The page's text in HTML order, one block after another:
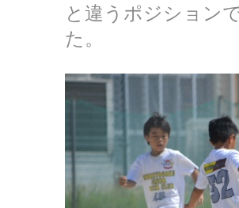
と違うポジション
た。